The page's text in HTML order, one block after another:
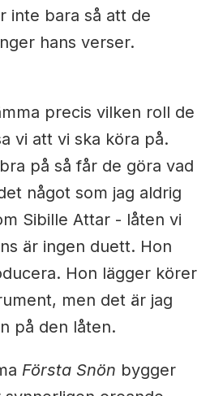
inte bara så att de
hans verser.
precis vilken roll de
vi att vi ska köra på.
på så får de göra vad
något som jag aldrig
Sibille Attar - låten vi
är ingen duett. Hon
Hon lägger körer
men det är jag
på den låten.
Första Snön bygger